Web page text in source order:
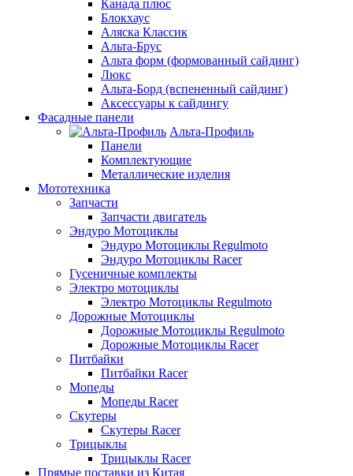
Канада плюс
Блокхаус
Аляска Классик
Альта-Брус
Альта форм (формованный сайдинг)
Люкс
Альта-Борд (вспененный сайдинг)
Аксессуары к сайдингу
Фасадные панели
Альта-Профиль
Панели
Комплектующие
Металлические изделия
Мототехника
Запчасти
Запчасти двигатель
Эндуро Мотоциклы
Эндуро Мотоциклы Regulmoto
Эндуро Мотоциклы Racer
Гусеничные комплекты
Электро мотоциклы
Электро Мотоциклы Regulmoto
Дорожные Мотоциклы
Дорожные Мотоциклы Regulmoto
Дорожные Мотоциклы Racer
Питбайки
Питбайки Racer
Мопеды
Мопеды Racer
Скутеры
Скутеры Racer
Трицыклы
Трицыклы Racer
Прямые поставки из Китая